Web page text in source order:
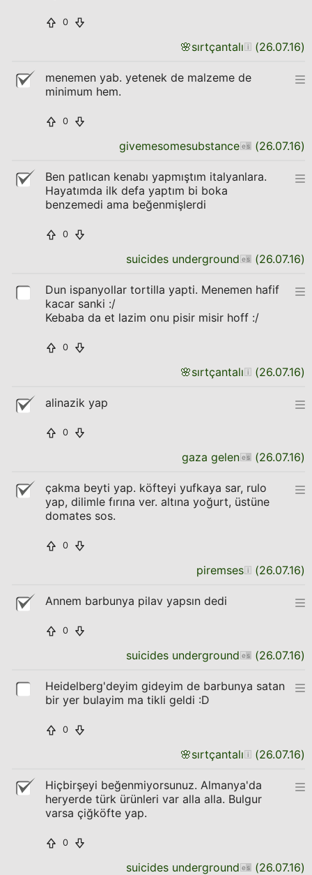
0
🌸sırtçantalı (26.07.16)
menemen yab. yetenek de malzeme de
minimum hem.
0
givemesomesubstance (26.07.16)
Ben patlıcan kenabı yapmıştım italyanlara.
Hayatımda ilk defa yaptım bi boka
benzemedi ama beğenmişlerdi
0
suicides underground (26.07.16)
Dun ispanyollar tortilla yapti. Menemen hafif
kacar sanki :/
Kebaba da et lazim onu pisir misir hoff :/
0
🌸sırtçantalı (26.07.16)
alinazik yap
0
gaza gelen (26.07.16)
çakma beyti yap. köfteyi yufkaya sar, rulo
yap, dilimle fırına ver. altına yoğurt, üstüne
domates sos.
0
piremses (26.07.16)
Annem barbunya pilav yapsın dedi
0
suicides underground (26.07.16)
Heidelberg'deyim gideyim de barbunya satan
bir yer bulayim ma tikli geldi :D
0
🌸sırtçantalı (26.07.16)
Hiçbirşeyi beğenmiyorsunuz. Almanya'da
heryerde türk ürünleri var alla alla. Bulgur
varsa çiğköfte yap.
0
suicides underground (26.07.16)